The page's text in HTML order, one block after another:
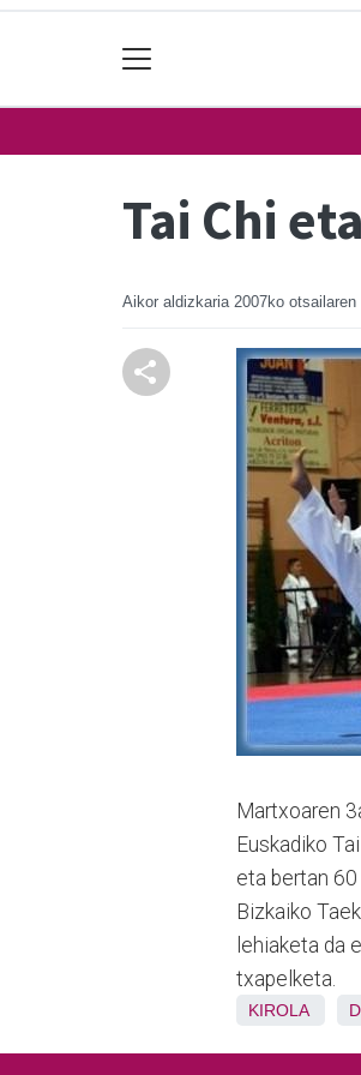
Tai Chi
Aikor aldizkaria 2007ko otsailaren
Martxoaren
Euskadiko
eta bertan
Bizkaiko
lehiaketa da
txapelketa.
KIROLA